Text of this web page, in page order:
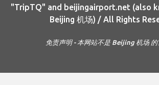
"TripTQ" and beijingairport.net (also
Beijing 机场) / All Rights
免责声明 - 本网站不是 Beijing 机场 的